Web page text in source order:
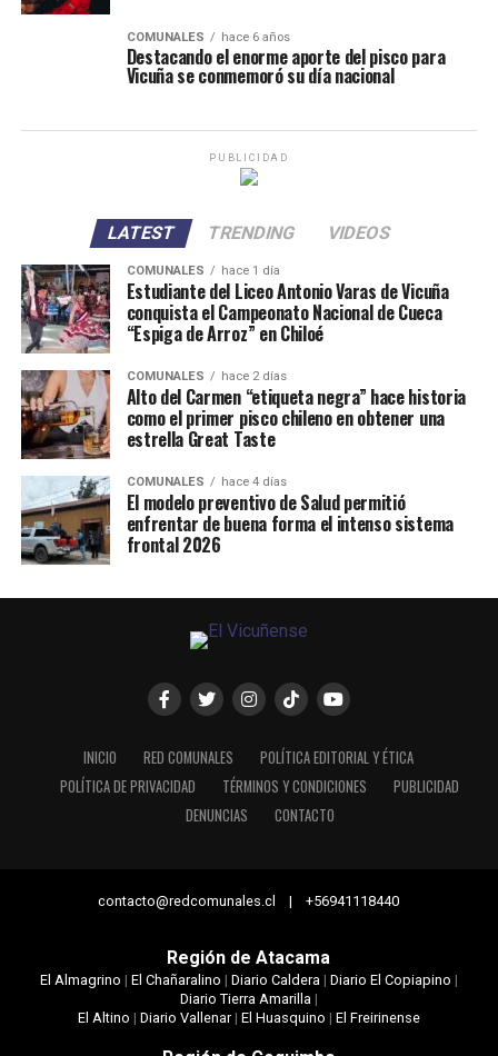
COMUNALES hace 6 años
Destacando el enorme aporte del pisco para
Vicuña se conmemoró su día nacional
PUBLICIDAD
LATEST TRENDING VIDEOS
COMUNALES hace 1 día
Estudiante del Liceo Antonio Varas de Vicuña
conquista el Campeonato Nacional de Cueca
“Espiga de Arroz” en Chiloé
COMUNALES hace 2 días
Alto del Carmen “etiqueta negra” hace historia
como el primer pisco chileno en obtener una
estrella Great Taste
COMUNALES hace 4 días
El modelo preventivo de Salud permitió
enfrentar de buena forma el intenso sistema
frontal 2026
INICIO RED COMUNALES
POLÍTICA EDITORIAL Y ÉTICA
POLÍTICA DE PRIVACIDAD
TÉRMINOS Y CONDICIONES
PUBLICIDAD
DENUNCIAS
CONTACTO
contacto@redcomunales.cl | +56941118440
Región de Atacama
El Almagrino | El Chañaralino | Diario Caldera| Diario El Copiapino |
Diario Tierra Amarilla|
El Altino | Diario Vallenar| El Huasquino | El Freirinense